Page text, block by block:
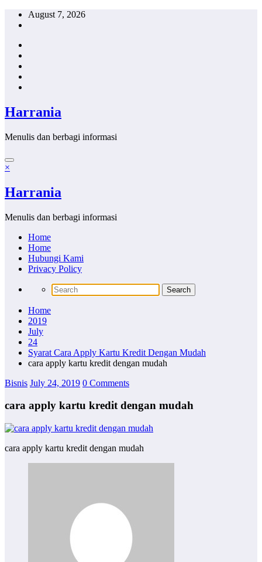
Skip
August 7, 2026
Harrania
Menulis dan berbagi informasi
×
Harrania
Menulis dan berbagi informasi
Home
Home
Hubungi Kami
Privacy Policy
Home
2019
July
24
Syarat Cara Apply Kartu Kredit Dengan Mudah
cara apply kartu kredit dengan mudah
Bisnis July 24, 2019 0 Comments
cara apply kartu kredit dengan mudah
cara apply kartu kredit dengan mudah